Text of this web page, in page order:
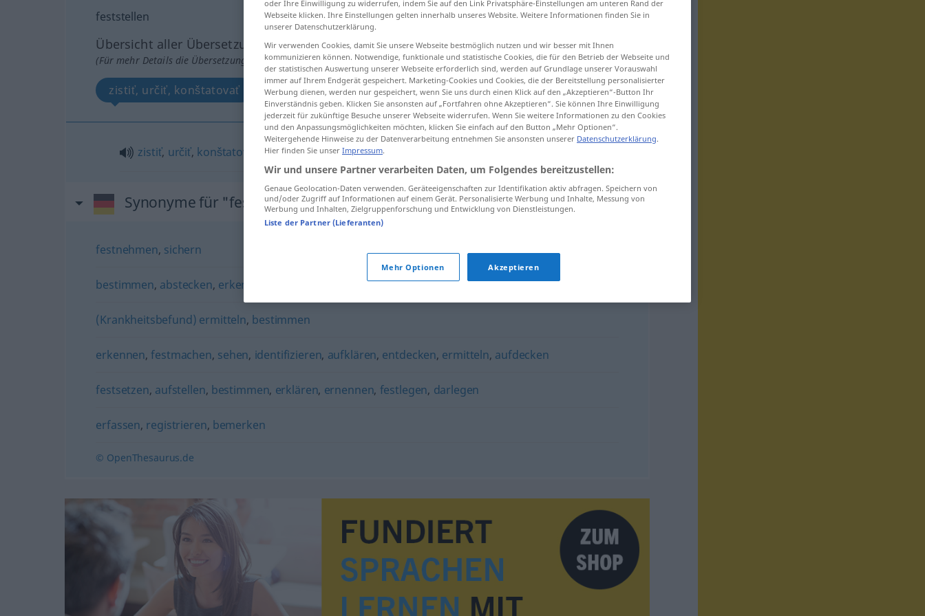
feststellen
Übersicht aller Übersetzungen
(Für mehr Details die Übersetzung anklicken/antippen)
zistiť, určiť, konštatovať
zistiť, určiť, konštatovať
Synonyme für "feststellen"
festnehmen, sichern
bestimmen, abstecken, erkennen
(Krankheitsbefund) ermitteln, bestimmen
erkennen,festmachen, sehen, identifizieren, aufklären, entdecken, ermitteln, aufdecken
festsetzen, aufstellen, bestimmen, erklären, ernennen, festlegen, darlegen
erfassen, registrieren, bemerken
© OpenThesaurus.de
oder Ihre Einwilligung zu widerrufen, indem Sie auf den Link Privatsphäre-Einstellungen am unteren Rand der
Webseite klicken. Ihre Einstellungen gelten innerhalb unseres Website. Weitere Informationen finden Sie in
unserer Datenschutzerklärung.
Wir verwenden Cookies, damit Sie unsere Webseite bestmöglich nutzen und wir besser mit Ihnen
kommunizieren können. Notwendige, funktionale und statistische Cookies, die für den Betrieb der Webseite und
der statistischen Auswertung unserer Webseite erforderlich sind, werden auf Grundlage unserer Vorauswahl
immer auf Ihrem Endgerät gespeichert. Marketing-Cookies und Cookies, die der Bereitstellung personalisierter
Werbung dienen, werden nur gespeichert, wenn Sie uns durch einen Klick auf den „Akzeptieren“-Button Ihr
Einverständnis geben. Klicken Sie ansonsten auf „Fortfahren ohne Akzeptieren“. Sie können Ihre Einwilligung
jederzeit für zukünftige Besuche unserer Webseite widerrufen. Wenn Sie weitere Informationen zu den Cookies
und den Anpassungsmöglichkeiten möchten, klicken Sie einfach auf den Button „Mehr Optionen“.
Weitergehende Hinweise zu der Datenverarbeitung entnehmen Sie ansonsten unserer Datenschutzerklärung.
Hier finden Sie unser Impressum.
Wir und unsere Partner verarbeiten Daten, um Folgendes bereitzustellen:
Genaue Geolocation-Daten verwenden. Geräteeigenschaften zur Identifikation aktiv abfragen. Speichern von
und/oder Zugriff auf Informationen auf einem Gerät. Personalisierte Werbung und Inhalte, Messung von
Werbung und Inhalten, Zielgruppenforschung und Entwicklung von Dienstleistungen.
Liste der Partner (Lieferanten)
Mehr Optionen Akzeptieren